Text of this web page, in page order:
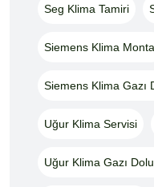
Seg Klima Tamiri
Siemens Klima
Siemens Klima Gazı
Uğur Klima Servisi
Uğur Klima Gazı